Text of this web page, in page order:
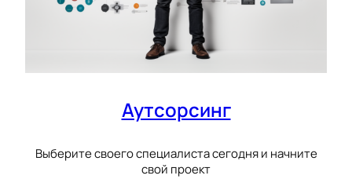
Аутсорсинг
Выберите своего специалиста сегодня и начните
свой проект